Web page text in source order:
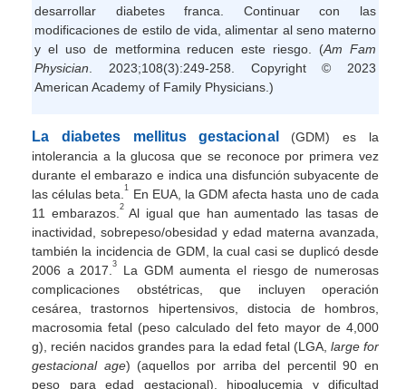
desarrollar diabetes franca. Continuar con las
modificaciones de estilo de vida, alimentar al seno materno
y el uso de metformina reducen este riesgo. (Am Fam
Physician . 2023;108(3):249-258. Copyright © 2023
American Academy of Family Physicians.)
La diabetes mellitus gestacional (GDM) es la
intolerancia a la glucosa que se reconoce por primera vez
durante el embarazo e indica una disfunción subyacente de
las células beta.1
En EUA, la GDM afecta hasta uno de cada
11 embarazos. 2Al igual que han aumentado las tasas de
inactividad, sobrepeso/obesidad y edad materna avanzada,
también la incidencia de GDM, la cual casi se duplicó desde
2006 a 2017.3
La GDM aumenta el riesgo de numerosas
complicaciones obstétricas, que incluyen operación
cesárea, trastornos hipertensivos, distocia de hombros,
macrosomia fetal (peso calculado del feto mayor de 4,000
g), recién nacidos grandes para la edad fetal (LGA, large for
gestacional age) (aquellos por arriba del percentil 90 en
peso para edad gestacional), hipoglucemia y dificultad